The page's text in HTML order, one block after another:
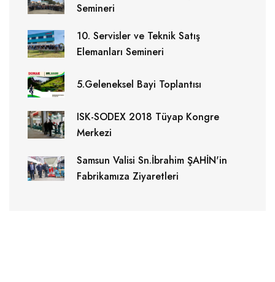
Semineri
10. Servisler ve Teknik Satış
Elemanları Semineri
5.Geleneksel Bayi Toplantısı
ISK-SODEX 2018 Tüyap Kongre
Merkezi
Samsun Valisi Sn.İbrahim ŞAHİN'in
Fabrikamıza Ziyaretleri